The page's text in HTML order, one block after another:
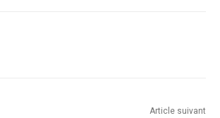
Article suivant